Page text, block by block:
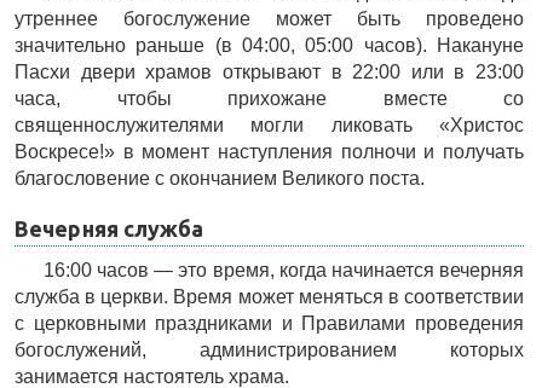
утреннее богослужение может быть проведено
значительно раньше (в 04:00, 05:00 часов). Накануне
Пасхи двери храмов открывают в 22:00 или в 23:00
часа, чтобы прихожане вместе со
священнослужителями могли ликовать «Христос
Воскресе!» в момент наступления полночи и получать
благословение с окончанием Великого поста.
Вечерняя служба
16:00 часов — это время, когда начинается вечерняя
служба в церкви. Время может меняться в соответствии
с церковными праздниками и Правилами проведения
богослужений, администрированием которых
занимается настоятель храма.